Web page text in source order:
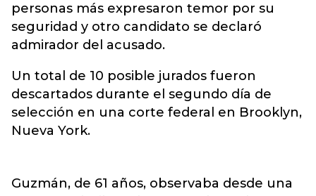
personas más expresaron temor por su
seguridad y otro candidato se declaró
admirador del acusado.
Un total de 10 posible jurados fueron
descartados durante el segundo día de
selección en una corte federal en Brooklyn,
Nueva York.
Guzmán, de 61 años, observaba desde una